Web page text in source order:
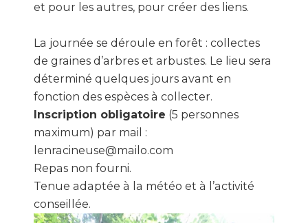
et pour les autres, pour créer des liens.
La journée se déroule en forêt : collectes
de graines d’arbres et arbustes. Le lieu sera
déterminé quelques jours avant en
fonction des espèces à collecter.
Inscription obligatoire (5 personnes
maximum) par mail :
lenracineuse@mailo.com
Repas non fourni.
Tenue adaptée à la météo et à l’activité
conseillée.